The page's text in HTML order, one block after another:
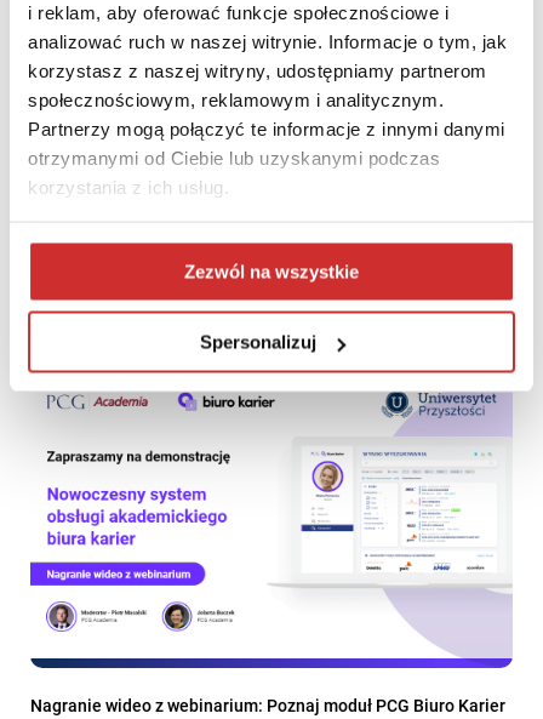
i reklam, aby oferować funkcje społecznościowe i
analizować ruch w naszej witrynie. Informacje o tym, jak
korzystasz z naszej witryny, udostępniamy partnerom
społecznościowym, reklamowym i analitycznym.
Partnerzy mogą połączyć te informacje z innymi danymi
otrzymanymi od Ciebie lub uzyskanymi podczas
korzystania z ich usług.
Zezwól na wszystkie
Spersonalizuj
ScienceCon 2022 – THE Impact Rankings 2022 – perspektywa
polskich uczelni. Omówienie metodologii oraz wyników
Nagranie wideo z webinarium: Poznaj moduł PCG Biuro Karier